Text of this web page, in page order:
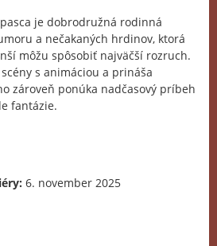
je dobrodružná rodinná
a nečakaných hrdinov, ktorá
môžu spôsobiť najväčší rozruch.
s animáciou a prináša
zároveň ponúka nadčasový príbeh
fantázie.
6. november 2025